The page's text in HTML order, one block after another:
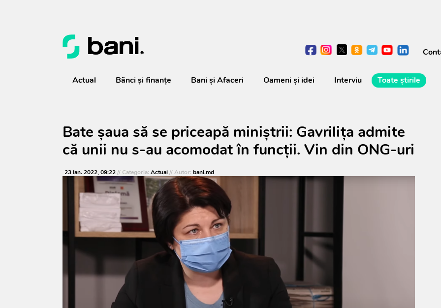
Actual Bănci şi finanţe Bani și Afaceri Oameni şi idei Interviu Toate știrile
Bate șaua să se priceapă miniștrii: Gavrilița admite
că unii nu s-au acomodat în funcții. Vin din ONG-uri
23 Ian. 2022, 09:22// Categoria: Actual// Autor: bani.md